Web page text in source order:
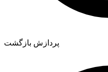
پردازش بازگشت